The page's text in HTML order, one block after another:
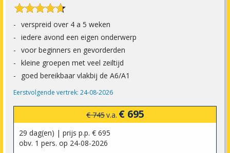


verspreid over 4 a 5 weken
iedere avond een eigen onderwerp
voor beginners en gevorderden
kleine groepen met veel zeiltijd
goed bereikbaar vlakbij de A6/A1
Eerstvolgende vertrek: 24-08-2026
€ 745v.a. € 695
29 dag(en) | prijs p.p. € 695
obv. 1 pers. op 24-08-2026